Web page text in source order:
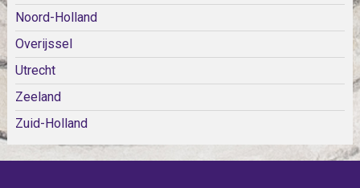
Noord-Holland
Overijssel
Utrecht
Zeeland
Zuid-Holland